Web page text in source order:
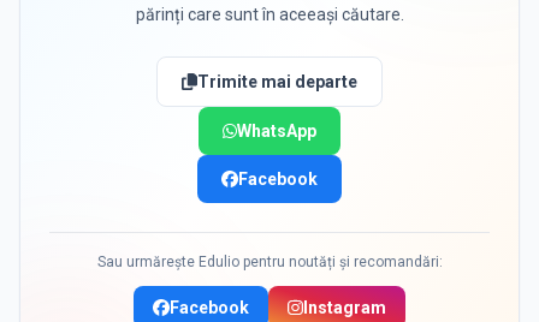
părinți care sunt în aceeași căutare.
Trimite mai departe
WhatsApp
Facebook
Sau urmărește Edulio pentru noutăți și recomandări:
Facebook Instagram